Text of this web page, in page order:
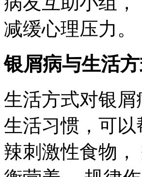
减缓心理压力。
银屑病与生活
生活方式对银
生活习惯，可
辣刺激性食物